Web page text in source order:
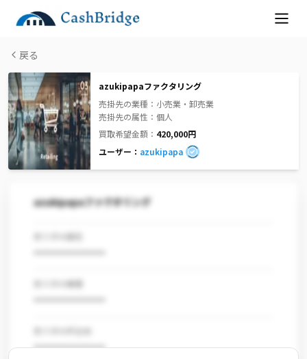
戻る
azukipapaファクタリング
売掛先の業種： 小売業・卸売業
売掛先の属性： 個人
買取希望金額： 420,000円
ユーザー： azukipapa
azukipapaファクタリング
売り手の属性
***************
売り手の業種
***************
***************